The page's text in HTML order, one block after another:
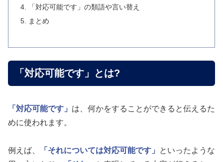
「対応可能です」の類語や言い替え
まとめ
「対応可能です」とは?
「対応可能です」 は、何かをすることができると伝えるた
めに使われます。
例えば、 「それについては対応可能です」
といったような